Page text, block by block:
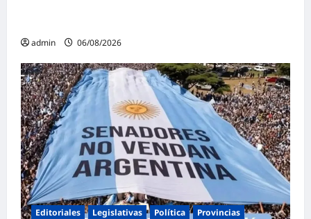
admin 06/08/2026
Editoriales Legislativas Política
Provincias